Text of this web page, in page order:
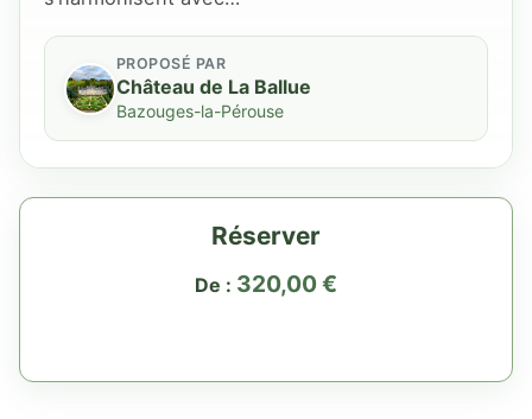
PROPOSÉ PAR
Château de La Ballue
Bazouges-la-Pérouse
Réserver
De : 320,00€